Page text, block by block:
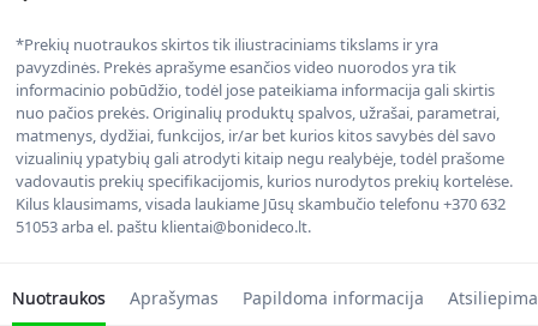
*Prekių nuotraukos skirtos tik iliustraciniams tikslams ir yra
pavyzdinės. Prekės aprašyme esančios video nuorodos yra tik
informacinio pobūdžio, todėl jose pateikiama informacija gali skirtis
nuo pačios prekės. Originalių produktų spalvos, užrašai, parametrai,
matmenys, dydžiai, funkcijos, ir/ar bet kurios kitos savybės dėl savo
vizualinių ypatybių gali atrodyti kitaip negu realybėje, todėl prašome
vadovautis prekių specifikacijomis, kurios nurodytos prekių kortelėse.
Kilus klausimams, visada laukiame Jūsų skambučio telefonu +370 632
51053 arba el. paštu klientai@bonideco.lt.
Nuotraukos Aprašymas Papildoma informacija